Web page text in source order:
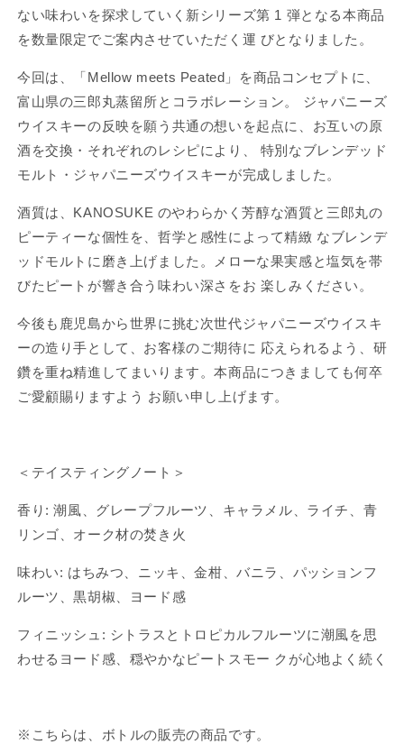
リ
ー
01
KANOSUKE
COLLABORATION
series
01
KANOSUKE×SABUROMARU
数
量
を
ら
す
リ
ー
01
KANOSUKE
COLLABORATION
series
01
KANOSUKE×SABUROMARU
数
量
を
増
や
す
ない味わいを探求していく新シリーズ第 1 弾となる本商品
を数量限定でご案内させていただく運 びとなりました。
今回は、「Mellow meets Peated」を商品コンセプトに、
富山県の三郎丸蒸留所とコラボレーション。 ジャパニーズ
ウイスキーの反映を願う共通の想いを起点に、お互いの原
酒を交換・それぞれのレシピにより、 特別なブレンデッド
モルト・ジャパニーズウイスキーが完成しました。
酒質は、KANOSUKE のやわらかく芳醇な酒質と三郎丸の
ピーティーな個性を、哲学と感性によって精緻 なブレンデ
ッドモルトに磨き上げました。メローな果実感と塩気を帯
びたピートが響き合う味わい深さをお 楽しみください。
今後も鹿児島から世界に挑む次世代ジャパニーズウイスキ
ーの造り手として、お客様のご期待に 応えられるよう、研
鑽を重ね精進してまいります。本商品につきましても何卒
ご愛顧賜りますよう お願い申し上げます。
＜テイスティングノート＞
香り: 潮風、グレープフルーツ、キャラメル、ライチ、青
リンゴ、オーク材の焚き火
味わい: はちみつ、ニッキ、金柑、バニラ、パッションフ
ルーツ、黒胡椒、ヨード感
フィニッシュ: シトラスとトロピカルフルーツに潮風を思
わせるヨード感、穏やかなピートスモー クが心地よく続く
※こちらは、ボトルの販売の商品です。